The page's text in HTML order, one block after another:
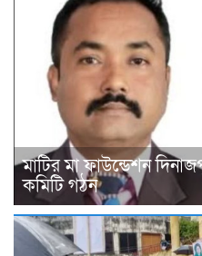
মাটির মা ফাউন্ডেশন
কমিটি গঠন